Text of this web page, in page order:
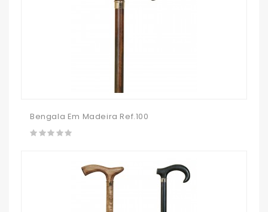
Bengala Em Madeira Ref.100